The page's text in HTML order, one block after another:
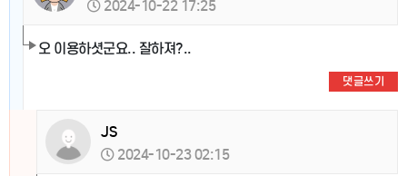
2024-10-22 17:25
오 이용하셧군요.. 잘하져?..
댓글쓰기
JS
2024-10-23 02:15